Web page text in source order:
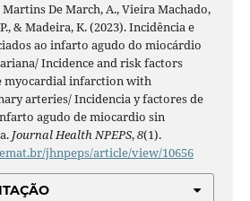
De March, A., Vieira Machado,
& Madeira, K. (2023). Incidência e
ao infarto agudo do miocárdio
Incidence and risk factors
myocardial infarction with
arteries/ Incidencia y factores de
agudo de miocardio sin
Journal Health NPEPS,8(1).
jhnpeps/article/view/10656